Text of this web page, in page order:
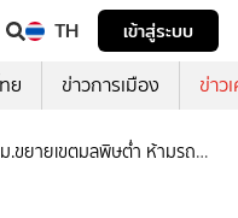
TH
เข้าสู่ระบบ
ย ข่าวการเมือง ข่าว
.ขยายเขตมลพิษต่ำ ห้ามรถ